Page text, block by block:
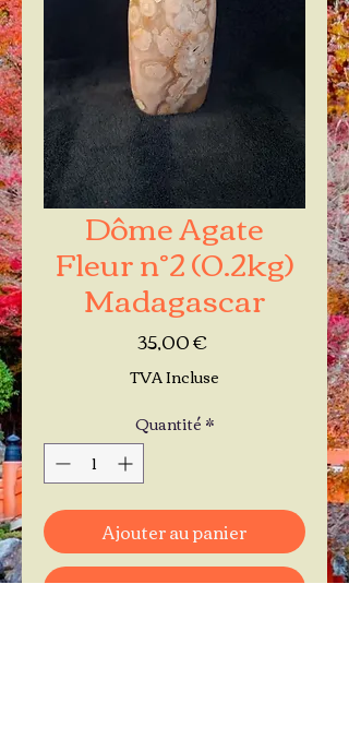
Dôme Agate
Fleur n°2 (0.2kg)
Madagascar
35,00 €Prix
TVA Incluse
Quantité*
Ajouter au panier
Commander et payer